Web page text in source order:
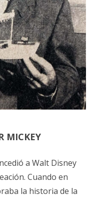
MICKEY
a Walt Disney
Cuando en
la historia de la